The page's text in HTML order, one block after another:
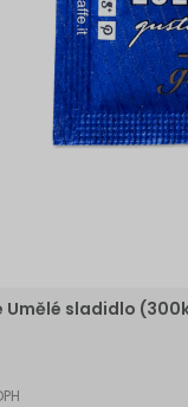
Umělé sladidlo